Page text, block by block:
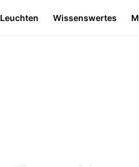
Leuchten Wissenswertes